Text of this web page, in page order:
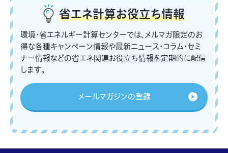
省エネ計算お役立ち情報
環境・省エネルギー計算センターでは、メルマガ限定のお
得な各種キャンペーン情報や最新ニュース・コラム・セミ
ナー情報などの省エネ関連お役立ち情報を定期的に配信
します。
メールマガジンの登録